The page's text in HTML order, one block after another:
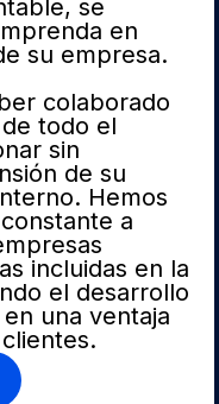
se
en
su empresa.
colaborado
todo el
sin
de su
Hemos
a
incluidas en la
el desarrollo
una ventaja